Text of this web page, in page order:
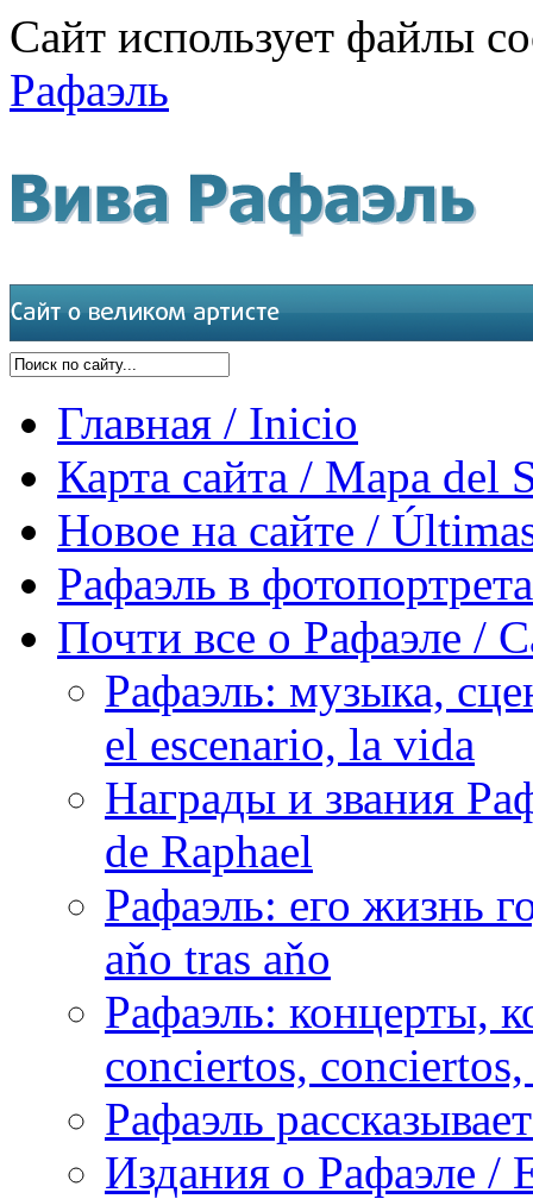
Сайт использует файлы
Рафаэль
Главная / Inicio
Карта сайта / Mapa del
Новое на сайте /
Рафаэль в
Почти все о Рафаэле /
Рафаэль: музыка,
el escenario, la vida
Награды и звания
de Raphael
Рафаэль: его жизнь
aňo tras aňo
Рафаэль: концерты,
conciertos,
Рафаэль
Издания о Рафаэле /